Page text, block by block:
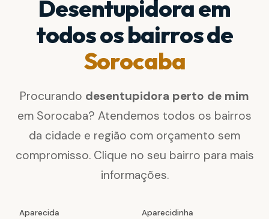
Desentupidora em
todos os bairros de
Sorocaba
Procurando desentupidora perto de mim
em Sorocaba? Atendemos todos os bairros
da cidade e região com orçamento sem
compromisso. Clique no seu bairro para mais
informações.
Aparecida Aparecidinha